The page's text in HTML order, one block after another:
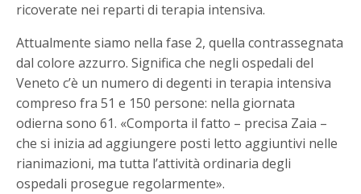
ricoverate nei reparti di terapia intensiva.
Attualmente siamo nella fase 2, quella contrassegnata
dal colore azzurro. Significa che negli ospedali del
Veneto c’è un numero di degenti in terapia intensiva
compreso fra 51 e 150 persone: nella giornata
odierna sono 61. «Comporta il fatto – precisa Zaia –
che si inizia ad aggiungere posti letto aggiuntivi nelle
rianimazioni, ma tutta l’attività ordinaria degli
ospedali prosegue regolarmente».